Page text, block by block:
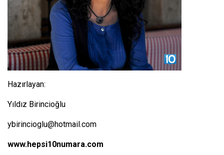
Hazırlayan:
Yıldız Birincioğlu
ybirincioglu@hotmail.com
www.hepsi10numara.com